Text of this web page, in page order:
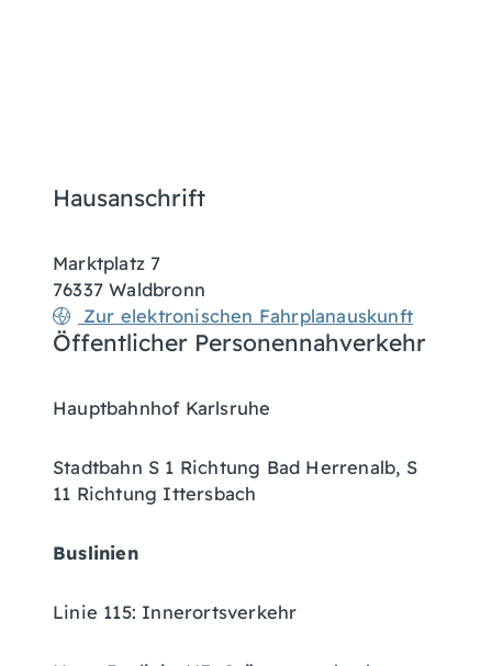
Hausanschrift
Marktplatz 7
76337 Waldbronn
Zur elektronischen Fahrplanauskunft
Öffentlicher Personennahverkehr
Hauptbahnhof Karlsruhe
Stadtbahn S 1 Richtung Bad Herrenalb, S
11 Richtung Ittersbach
Buslinien
Linie 115: Innerortsverkehr